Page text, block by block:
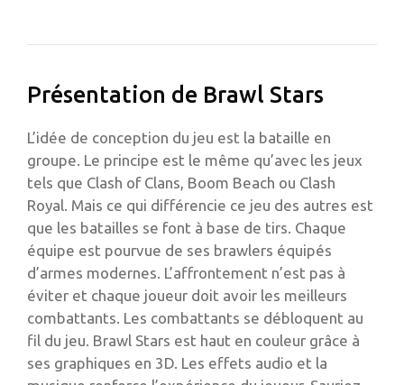
Présentation de Brawl Stars
L’idée de conception du jeu est la bataille en
groupe. Le principe est le même qu’avec les jeux
tels que Clash of Clans, Boom Beach ou Clash
Royal. Mais ce qui différencie ce jeu des autres est
que les batailles se font à base de tirs. Chaque
équipe est pourvue de ses brawlers équipés
d’armes modernes. L’affrontement n’est pas à
éviter et chaque joueur doit avoir les meilleurs
combattants. Les combattants se débloquent au
fil du jeu. Brawl Stars est haut en couleur grâce à
ses graphiques en 3D. Les effets audio et la